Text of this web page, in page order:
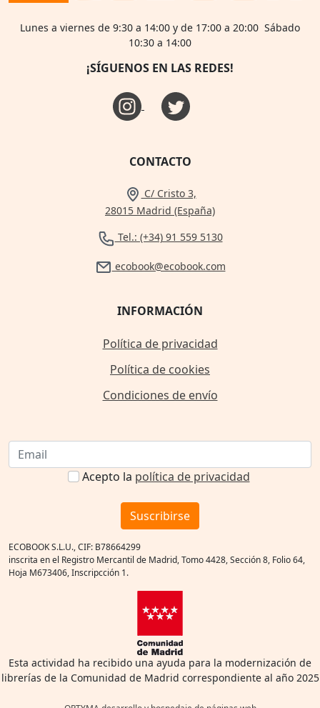
Lunes a viernes de 9:30 a 14:00 y de 17:00 a 20:00 Sábado
10:30 a 14:00
¡SÍGUENOS EN LAS REDES!
CONTACTO
C/ Cristo 3,
28015 Madrid (España)
Tel.: (+34) 91 559 5130
ecobook@ecobook.com
INFORMACIÓN
Política de privacidad
Política de cookies
Condiciones de envío
Acepto la política de privacidad
Suscribirse
ECOBOOK S.L.U., CIF: B78664299
inscrita en el Registro Mercantil de Madrid, Tomo 4428, Sección 8, Folio 64,
Hoja M673406, Inscripcción 1.
Esta actividad ha recibido una ayuda para la modernización de
librerías de la Comunidad de Madrid correspondiente al año 2025